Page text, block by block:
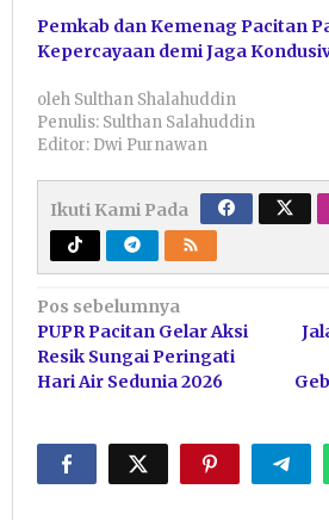
Pemkab dan Kemenag Pacitan
Kepercayaan demi Jaga
oleh Sulthan Shalahuddin
Penulis: Sulthan Salahuddin
Editor: Dwi Purnawan
Ikuti Kami Pada
Navigasi
pos
Pos sebelumnya
PUPR Pacitan Gelar Aksi
Resik Sungai Peringati
Hari Air Sedunia 2026